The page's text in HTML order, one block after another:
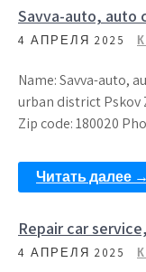
Savva-auto, auto
4 АПРЕЛЯ 2025
Name: Savva-auto,
urban district Pskov
Zip code: 180020
Читать далее →
Repair car
4 АПРЕЛЯ 2025